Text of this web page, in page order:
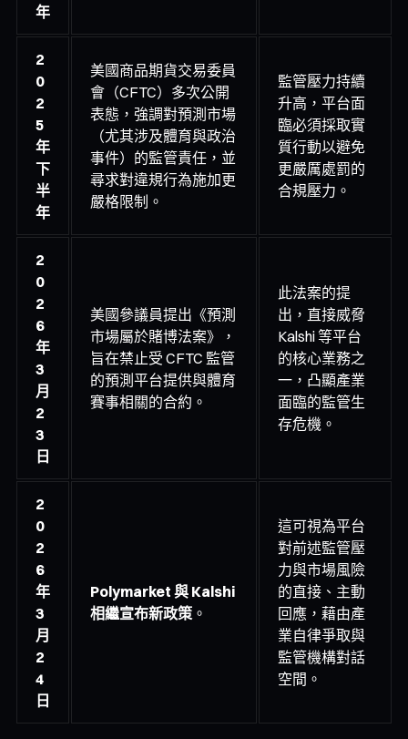
年
2
0
2
5
年
下
半
年
美國商品期貨交易委員
會（CFTC）多次公開
表態，強調對預測市場
（尤其涉及體育與政治
事件）的監管責任，並
尋求對違規行為施加更
嚴格限制。
監管壓力持續
升高，平台面
臨必須採取實
質行動以避免
更嚴厲處罰的
合規壓力。
2
0
2
6
年
3
月
2
3
日
美國參議員提出《預測
市場屬於賭博法案》，
旨在禁止受 CFTC 監管
的預測平台提供與體育
賽事相關的合約。
此法案的提
出，直接威脅
Kalshi 等平台
的核心業務之
一，凸顯產業
面臨的監管生
存危機。
2
0
2
6
年
3
月
2
4
日
Polymarket 與 Kalshi
相繼宣布新政策 。
這可視為平台
對前述監管壓
力與市場風險
的直接、主動
回應，藉由產
業自律爭取與
監管機構對話
空間。